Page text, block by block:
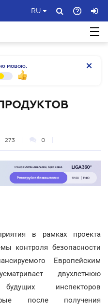
RU
мовою.
273 0
в рамках проекта
контроля безопасности
Европейским
двухлетнюю
инспекторов
после получения